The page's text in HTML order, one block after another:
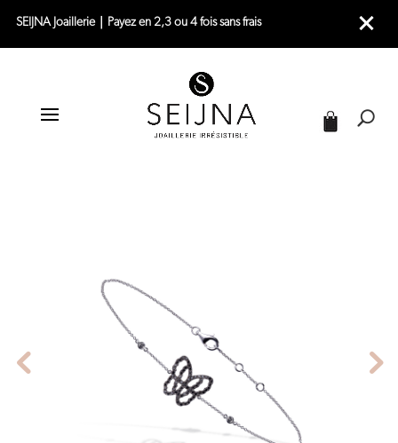
SEIJNA Joaillerie｜Payez en 2,3 ou 4 fois sans frais
JOAILLERIE | BRACELETS |